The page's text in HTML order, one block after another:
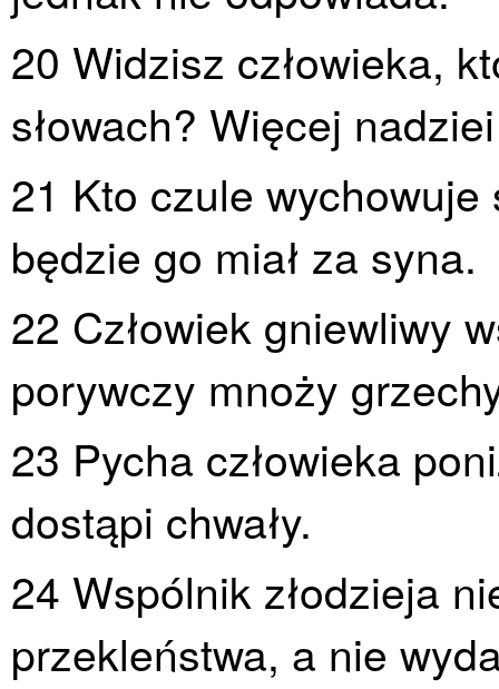
20 Widzisz człowieka,
słowach? Więcej
21 Kto czule wychowuje
będzie go miał za syna.
22 Człowiek gniewliwy
porywczy mnoży
23 Pycha człowieka
dostąpi chwały.
24 Wspólnik złodzieja
przekleństwa, a nie